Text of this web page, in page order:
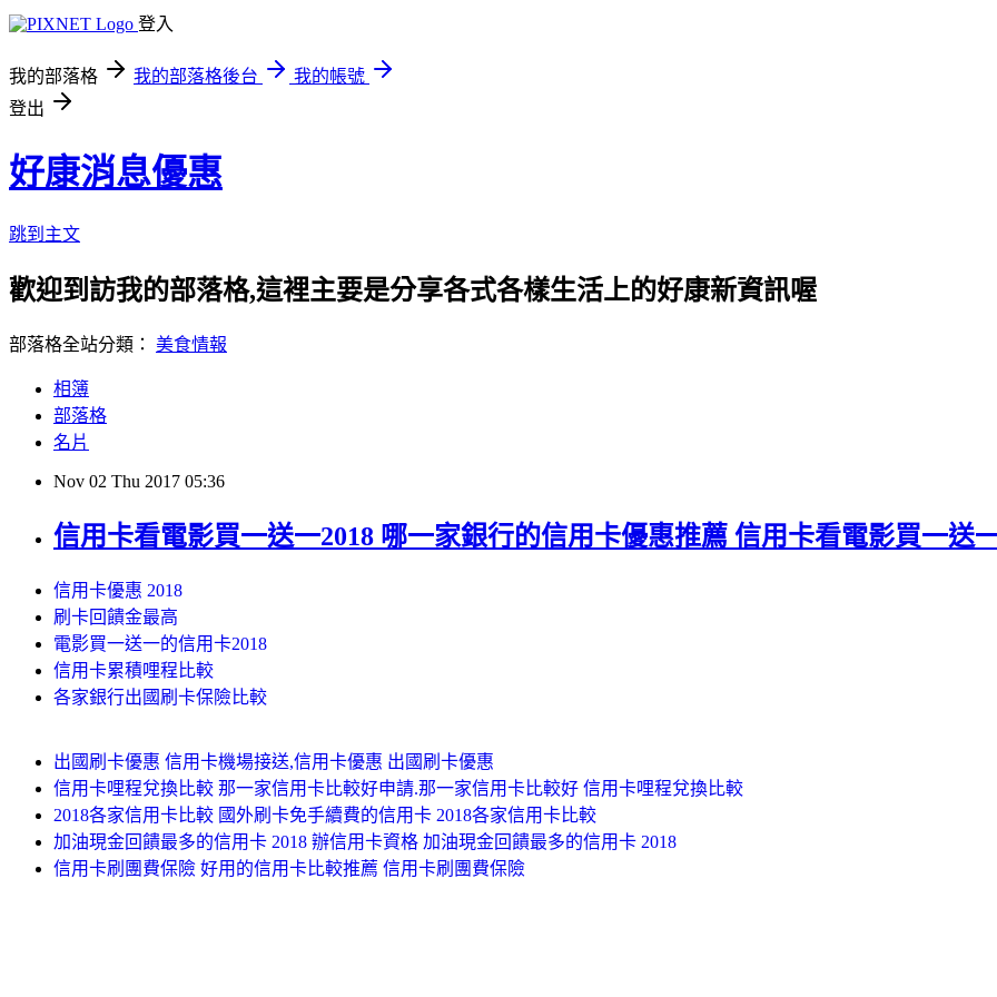
登入
我的部落格 我的部落格後台
我的帳號
登出
好康消息優惠
跳到主文
歡迎到訪我的部落格,這裡主要是分享各式各樣生活上的好康新資訊喔
部落格全站分類： 美食情報
相簿
部落格
名片
Nov 02 Thu 2017 05:36
信用卡看電影買一送一2018 哪一家銀行的信用卡優惠推薦 信用卡看電影買一送
信用卡優惠 2018
刷卡回饋金最高
電影買一送一的信用卡2018
信用卡累積哩程比較
各家銀行出國刷卡保險比較
出國刷卡優惠 信用卡機場接送,信用卡優惠 出國刷卡優惠
信用卡哩程兌換比較 那一家信用卡比較好申請.那一家信用卡比較好 信用卡哩程兌換比較
2018各家信用卡比較 國外刷卡免手續費的信用卡 2018各家信用卡比較
加油現金回饋最多的信用卡 2018 辦信用卡資格 加油現金回饋最多的信用卡 2018
信用卡刷團費保險 好用的信用卡比較推薦 信用卡刷團費保險